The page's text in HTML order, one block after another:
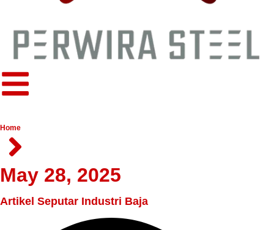
Home
May 28, 2025
Artikel Seputar Industri Baja